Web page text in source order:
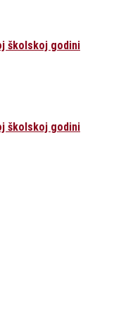
školskoj godini
školskoj godini